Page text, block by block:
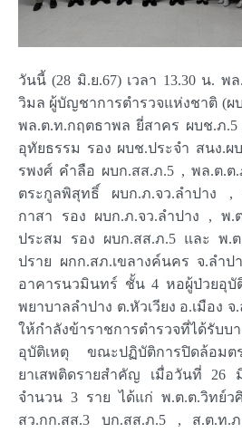
วันนี้ (28 มิ.ย.67) เวลา 13.30 น. พ
วิมล ผู้บัญชาการตำรวจแห่งชาติ (ผ
พล.ต.ท.กฤตธาพล ยี่สาคร ผบช.ภ
อุทัยธรรม รอง ผบช.ประจำ สนง.ผ
รพงศ์ คำลือ ผบก.สส.ภ.5 , พล.ต.
ตระกูลพิสุทธิ์ ผบก.ภ.จว.ลำปาง ,
กาสา รอง ผบก.ภ.จว.ลำปาง , พ.
ประสม รอง ผบก.สส.ภ.5 และ พ.
ปราย ผกก.สภ.เขลางค์นคร จ.ลำป
อาคารนวมินทร์ ชั้น 4 หอผู้ป่วยอุบั
พยาบาลลำปาง ต.หัวเวียง อ.เมือง จ.
ให้กำลังข้าราชการตำรวจที่ได้รับบา
อุบัติเหตุ ขณะปฏิบัติการปิดล้อมตร
ยาเสพติดรายสำคัญ เมื่อวันที่ 26
จำนวน 3 ราย ได้แก่ พ.ต.ต.วิทย์
สว.กก.สส.3 บก.สส.ภ.5 , ส.ต.ท.